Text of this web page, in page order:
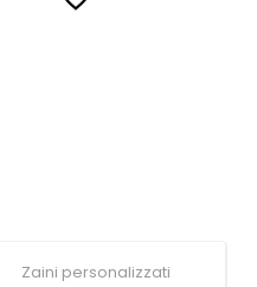
Zaini personalizzati